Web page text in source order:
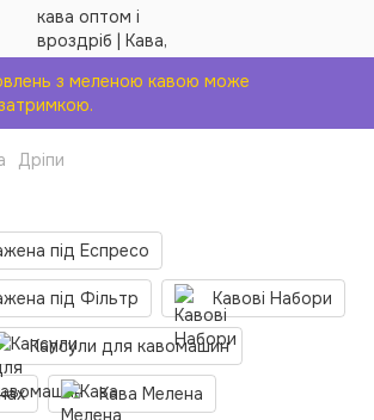
з меленою кавою може
Дріпи
під Еспресо
під Фільтр Кавові Набори
Капсули для кавомашин
Кава Мелена